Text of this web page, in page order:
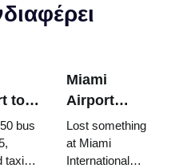
to
Bus
bus
taxi
Miami
Airport
Lost and
Found:
How to
Lost something
at Miami
International